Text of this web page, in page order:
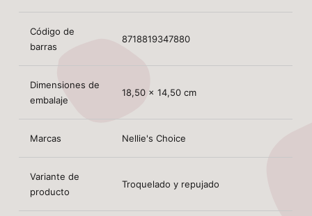
Código de
barras
8718819347880
Dimensiones de
embalaje
18,50 x 14,50 cm
Marcas Nellie's Choice
Variante de
producto
Troquelado y repujado